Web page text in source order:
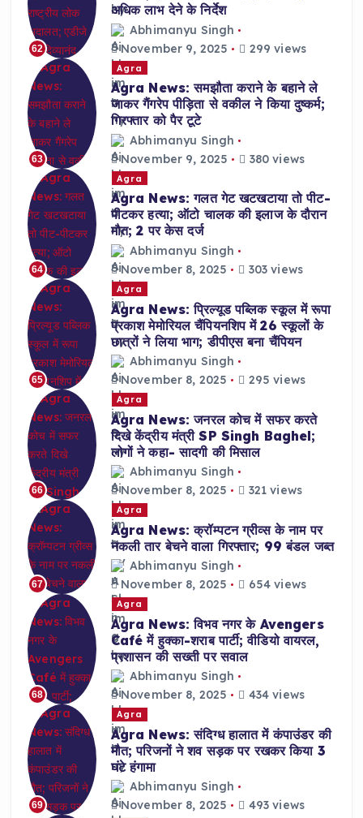
62
अधिक लाभ देने के निर्देश
Abhimanyu Singh
November 9, 2025
299 views
63
Agra
Agra News: समझौता कराने के बहाने ले
जाकर गैंगरेप पीड़िता से वकील ने किया दुष्कर्म;
गिरफ्तार को पैर टूटे
Abhimanyu Singh
November 9, 2025
380 views
64
Agra
Agra News: गलत गेट खटखटाया तो पीट-
पीटकर हत्या; ऑटो चालक की इलाज के दौरान
मौत; 2 पर केस दर्ज
Abhimanyu Singh
November 8, 2025
303 views
65
Agra
Agra News: प्रिल्यूड पब्लिक स्कूल में रूपा
प्रकाश मेमोरियल चैंपियनशिप में 26 स्कूलों के
छात्रों ने लिया भाग; डीपीएस बना चैंपियन
Abhimanyu Singh
November 8, 2025
295 views
66
Agra
Agra News: जनरल कोच में सफर करते
दिखे केंद्रीय मंत्री SP Singh Baghel;
लोगों ने कहा- सादगी की मिसाल
Abhimanyu Singh
November 8, 2025
321 views
67
Agra
Agra News: क्रॉम्पटन ग्रीव्स के नाम पर
नकली तार बेचने वाला गिरफ्तार; 99 बंडल जब्त
Abhimanyu Singh
November 8, 2025
654 views
68
Agra
Agra News: विभव नगर के Avengers
Café में हुक्का-शराब पार्टी; वीडियो वायरल,
प्रशासन की सख्ती पर सवाल
Abhimanyu Singh
November 8, 2025
434 views
69
Agra
Agra News: संदिग्ध हालात में कंपाउंडर की
मौत; परिजनों ने शव सड़क पर रखकर किया 3
घंटे हंगामा
Abhimanyu Singh
November 8, 2025
493 views